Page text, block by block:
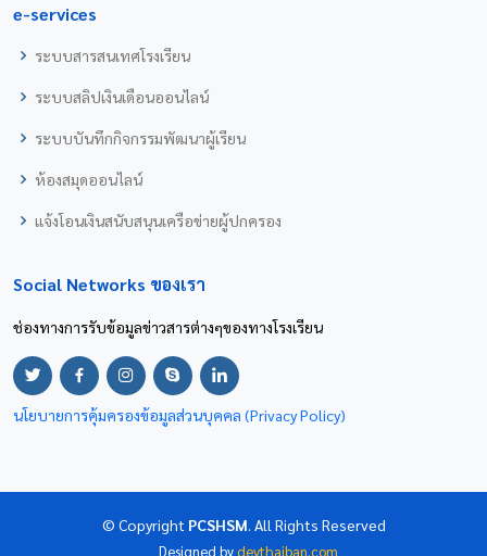
e-services
ระบบสารสนเทศโรงเรียน
ระบบสลิปเงินเดือนออนไลน์
ระบบบันทึกกิจกรรมพัฒนาผู้เรียน
ห้องสมุดออนไลน์
แจ้งโอนเงินสนับสนุนเครือข่ายผู้ปกครอง
Social Networks ของเรา
ช่องทางการรับข้อมูลข่าวสารต่างๆของทางโรงเรียน
นโยบายการคุ้มครองข้อมูลส่วนบุคคล (Privacy Policy)
© Copyright PCSHSM . All Rights Reserved
Designed bydevthaiban.com